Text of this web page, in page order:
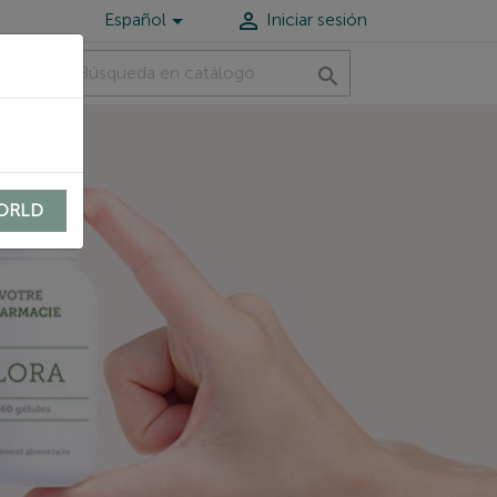
Español  Iniciar sesión
CONTACT 